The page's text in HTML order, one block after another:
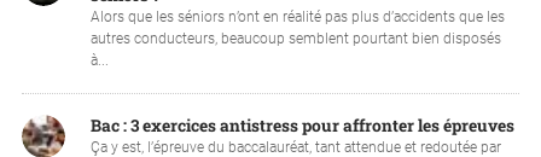
Alors que les séniors n’ont en réalité pas plus d’accidents que les
autres conducteurs, beaucoup semblent pourtant bien disposés
à...
Bac : 3 exercices antistress pour affronter les épreuves
Ça y est, l’épreuve du baccalauréat, tant attendue et redoutée par